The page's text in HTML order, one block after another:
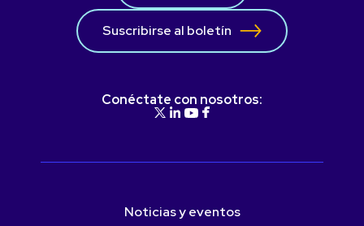
Suscribirse al boletín
Conéctate con nosotros:
Noticias y eventos